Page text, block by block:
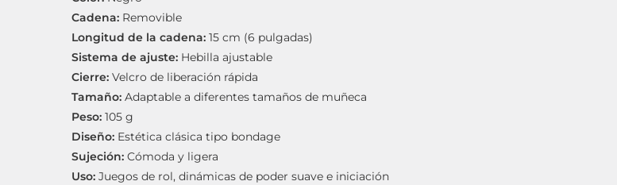
Cadena: Removible
Longitud de la cadena: 15 cm (6 pulgadas)
Sistema de ajuste: Hebilla ajustable
Cierre: Velcro de liberación rápida
Tamaño: Adaptable a diferentes tamaños de muñeca
Peso: 105 g
Diseño: Estética clásica tipo bondage
Sujeción: Cómoda y ligera
Uso: Juegos de rol, dinámicas de poder suave e iniciación